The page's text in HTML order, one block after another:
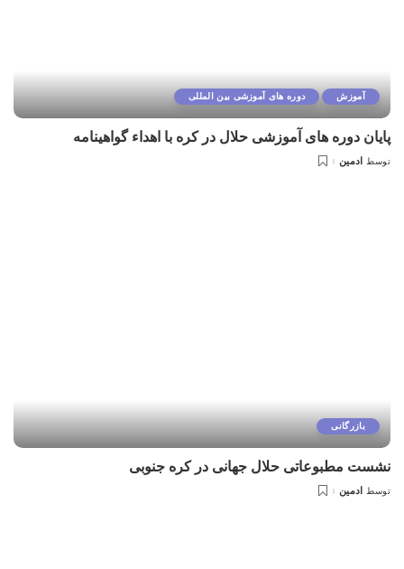
آموزش دوره های آموزشی بین المللی
پایان دوره های آموزشی حلال در کره با اهداء گواهینامه
توسط ادمین
بازرگانی
نشست مطبوعاتی حلال جهانی در کره جنوبی
توسط ادمین